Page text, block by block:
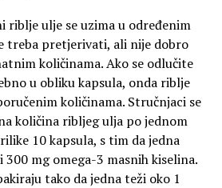
riblje ulje se uzima u određenim
treba pretjerivati, ali nije dobro
količinama. Ako se odlučite
u obliku kapsula, onda riblje
količinama. Stručnjaci se
količina ribljeg ulja po jednom
10 kapsula, s tim da jedna
300 mg omega-3 masnih kiselina.
tako da jedna teži oko 1